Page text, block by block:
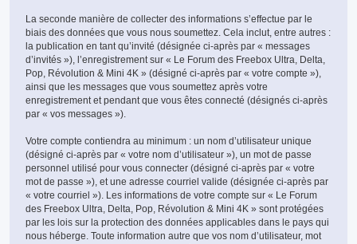
La seconde manière de collecter des informations s’effectue par le
biais des données que vous nous soumettez. Cela inclut, entre autres :
la publication en tant qu’invité (désignée ci-après par « messages
d’invités »), l’enregistrement sur « Le Forum des Freebox Ultra, Delta,
Pop, Révolution & Mini 4K » (désigné ci-après par « votre compte »),
ainsi que les messages que vous soumettez après votre
enregistrement et pendant que vous êtes connecté (désignés ci-après
par « vos messages »).
Votre compte contiendra au minimum : un nom d’utilisateur unique
(désigné ci-après par « votre nom d’utilisateur »), un mot de passe
personnel utilisé pour vous connecter (désigné ci-après par « votre
mot de passe »), et une adresse courriel valide (désignée ci-après par
« votre courriel »). Les informations de votre compte sur « Le Forum
des Freebox Ultra, Delta, Pop, Révolution & Mini 4K » sont protégées
par les lois sur la protection des données applicables dans le pays qui
nous héberge. Toute information autre que vos nom d’utilisateur, mot